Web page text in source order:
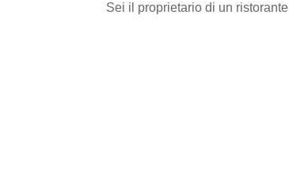
Sei il proprietario di un